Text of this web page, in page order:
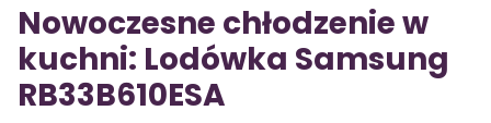
Nowoczesne chłodzenie w
kuchni: Lodówka Samsung
RB33B610ESA